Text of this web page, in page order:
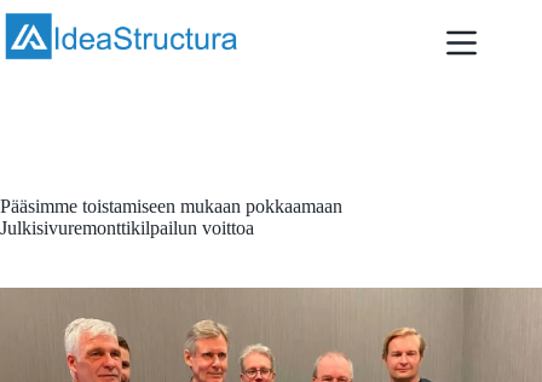
Skip
content
Pääsimme toistamiseen mukaan pokkaamaan
Julkisivuremonttikilpailun voittoa